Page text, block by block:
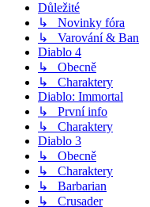
Důležité
↳ Novinky fóra
↳ Varování & Ban
Diablo 4
↳ Obecně
↳ Charaktery
Diablo: Immortal
↳ První info
↳ Charaktery
Diablo 3
↳ Obecně
↳ Charaktery
↳ Barbarian
↳ Crusader